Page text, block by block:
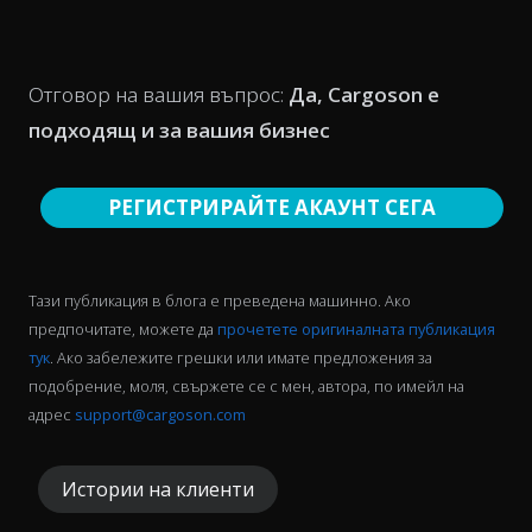
Отговор на вашия въпрос: Да, Cargoson е
подходящ и за вашия бизнес
РЕГИСТРИРАЙТЕ АКАУНТ СЕГА
Тази публикация в блога е преведена машинно. Ако
предпочитате, можете да прочетете оригиналната публикация
тук. Ако забележите грешки или имате предложения за
подобрение, моля, свържете се с мен, автора, по имейл на
адрес support@cargoson.com
Истории на клиенти